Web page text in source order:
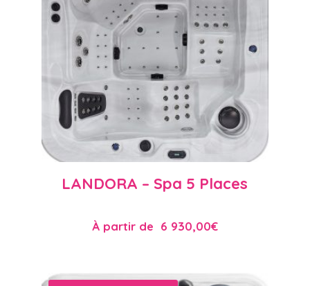
LANDORA – Spa 5 Places
À partir de 6 930,00€